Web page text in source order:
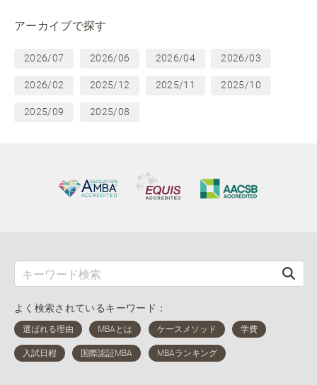
アーカイブで探す
2026/07 2026/06 2026/04 2026/03
2026/02 2025/12 2025/11 2025/10
2025/09 2025/08
よく検索されているキーワード：